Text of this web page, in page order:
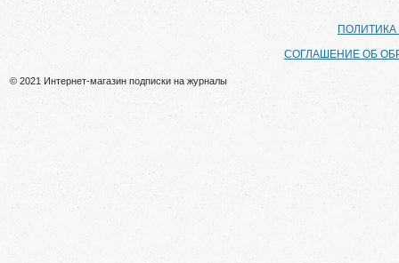
СОГЛАШЕНИЕ ОБ
© 2021 Интернет-магазин подписки на журналы